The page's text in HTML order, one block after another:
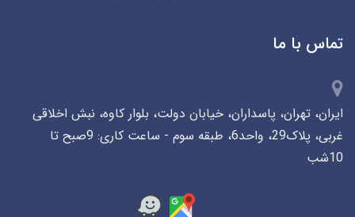
تماس با ما
ایران، تهران، پاسداران، خیابان دولت، بلوار کاوه، نبش اخلاقی
غربی، پلاک29، واحد6، طبقه سوم - ساعت کاری: 9صبح تا
10شب